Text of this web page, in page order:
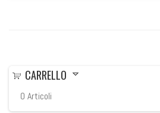
CARRELLO
0 Articoli